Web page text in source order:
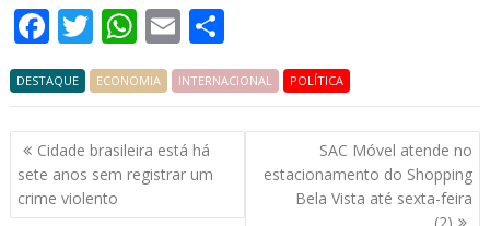
F
ac
e
b
o
o
T
w
itt
er
W
h
at
s
A
p
E
m
ai
l
h
ar
e
DESTAQUE ECONOMIA INTERNACIONAL POLÍTICA
Navegação
de
Post
Cidade brasileira está há
sete anos sem registrar um
crime violento
SAC Móvel atende no
estacionamento do Shopping
Bela Vista até sexta-feira